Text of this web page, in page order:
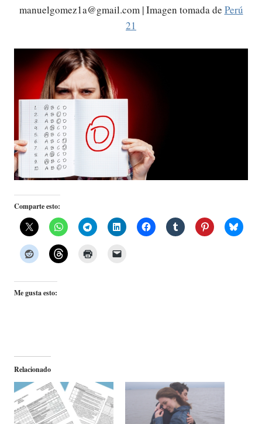
manuelgomez1a@gmail.com | Imagen tomada de Perú
21
Comparte esto:
Me gusta esto:
Relacionado